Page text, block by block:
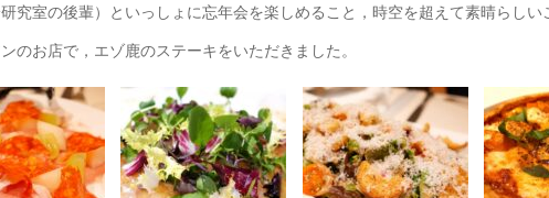
究室の後輩）といっしょに忘年会を楽しめること，時空を超えて素晴らしい
のお店で，エゾ鹿のステーキをいただきました。